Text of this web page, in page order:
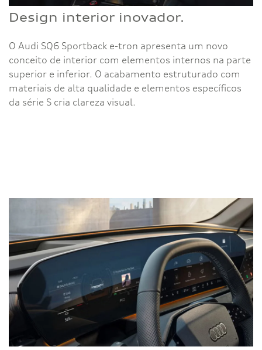
Design interior inovador.
O Audi SQ6 Sportback e-tron apresenta um novo
conceito de interior com elementos internos na parte
superior e inferior. O acabamento estruturado com
materiais de alta qualidade e elementos específicos
da série S cria clareza visual.